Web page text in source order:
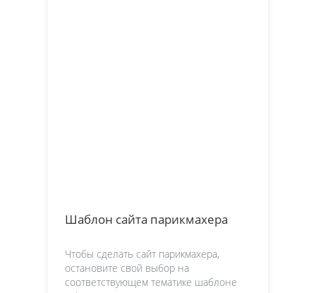
Шаблон сайта парикмахера
Чтобы сделать сайт парикмахера,
остановите свой выбор на
соответствующем тематике шаблоне